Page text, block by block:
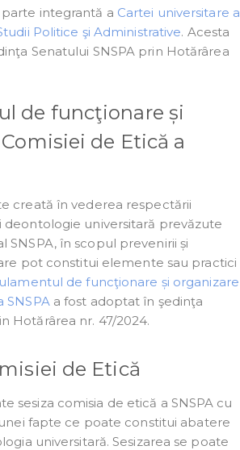
integrantă a Cartei universitare a
Politice şi Administrative. Acesta
Senatului SNSPA prin Hotărârea
de funcţionare și
de Etică a
creată în vederea respectării
deontologie universitară prevăzute
SNSPA, în scopul prevenirii și
pot constitui elemente sau practici
de funcţionare și organizare
SNSPA a fost adoptat în şedinţa
Hotărârea nr. 47/2024.
de Etică
sesiza comisia de etică a SNSPA cu
fapte ce poate constitui abatere
universitară. Sesizarea se poate